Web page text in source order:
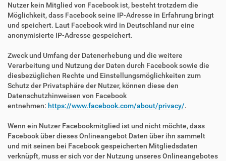
Nutzer kein Mitglied von Facebook ist, besteht trotzdem die
Möglichkeit, dass Facebook seine IP-Adresse in Erfahrung bringt
und speichert. Laut Facebook wird in Deutschland nur eine
anonymisierte IP-Adresse gespeichert.
Zweck und Umfang der Datenerhebung und die weitere
Verarbeitung und Nutzung der Daten durch Facebook sowie die
diesbezüglichen Rechte und Einstellungsmöglichkeiten zum
Schutz der Privatsphäre der Nutzer, können diese den
Datenschutzhinweisen von Facebook
entnehmen: https://www.facebook.com/about/privacy/.
Wenn ein Nutzer Facebookmitglied ist und nicht möchte, dass
Facebook über dieses Onlineangebot Daten über ihn sammelt
und mit seinen bei Facebook gespeicherten Mitgliedsdaten
verknüpft, muss er sich vor der Nutzung unseres Onlineangebotes